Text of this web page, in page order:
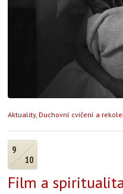
Aktuality, Duchovní cvičení a
9
10
Film a